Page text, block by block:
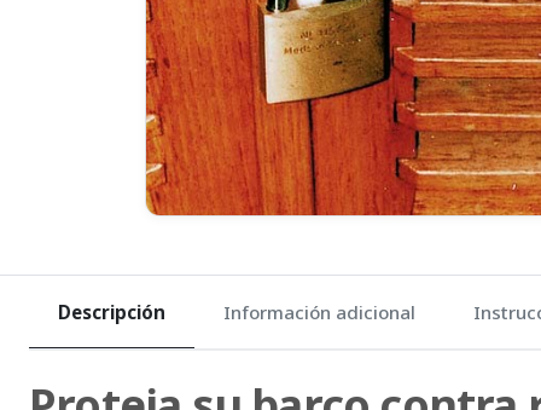
Descripción Información adicional